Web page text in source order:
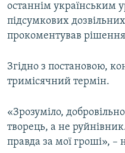
останнім українським
підсумкових
прокоментував
Згідно з постановою,
тримісячний термін.
«Зрозуміло,
творець, а не
правда за мої гроші», –